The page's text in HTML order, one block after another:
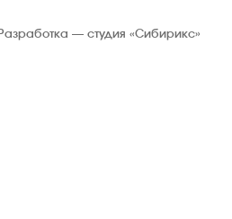
Разработка — студия«Сибирикс»